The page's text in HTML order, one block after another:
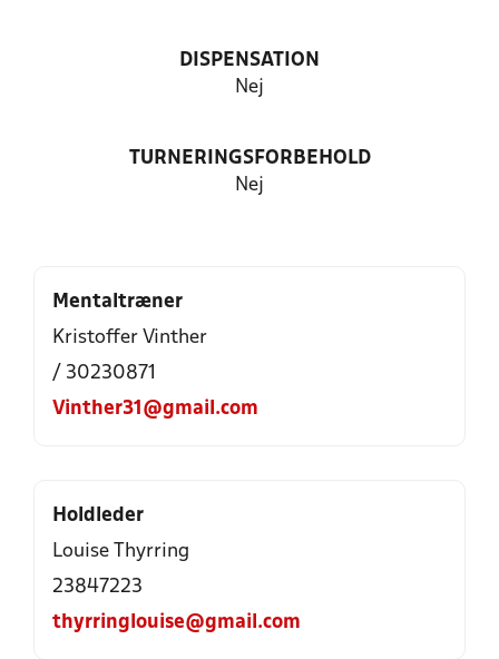
DISPENSATION
Nej
TURNERINGSFORBEHOLD
Nej
Mentaltræner
Kristoffer Vinther
/ 30230871
Vinther31@gmail.com
Holdleder
Louise Thyrring
23847223
thyrringlouise@gmail.com